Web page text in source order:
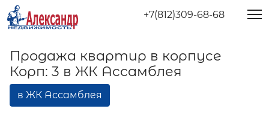
+7(812)309-68-68
Продажа квартир в корпусе
Корп: 3 в ЖК Ассамблея
в ЖК Ассамблея